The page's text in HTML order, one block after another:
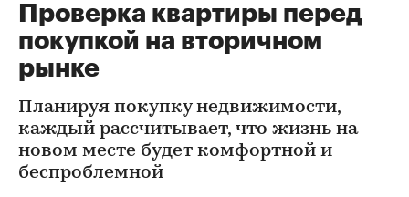
Проверка квартиры перед
покупкой на вторичном
рынке
Планируя покупку недвижимости,
каждый рассчитывает, что жизнь на
новом месте будет комфортной и
беспроблемной